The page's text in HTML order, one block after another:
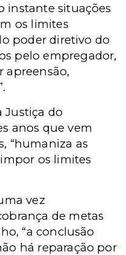
instante situações
os limites
poder diretivo do
pelo empregador,
apreensão,
Justiça do
anos que vem
“humaniza as
os limites
vez
de metas
“a conclusão
há reparação por